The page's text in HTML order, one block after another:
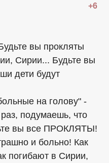
+6
вы прокляты
Сирии... Будьте вы
дети будут
на голову" -
подумаешь, что
вы все ПРОКЛЯТЫ!
и больно! Как
погибают в Сирии,